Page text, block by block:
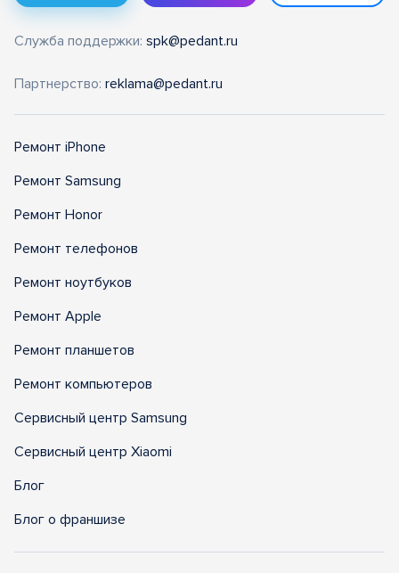
Служба поддержки: spk@pedant.ru
Партнерство: reklama@pedant.ru
Ремонт iPhone
Ремонт Samsung
Ремонт Honor
Ремонт телефонов
Ремонт ноутбуков
Ремонт Apple
Ремонт планшетов
Ремонт компьютеров
Сервисный центр Samsung
Сервисный центр Xiaomi
Блог
Блог о франшизе